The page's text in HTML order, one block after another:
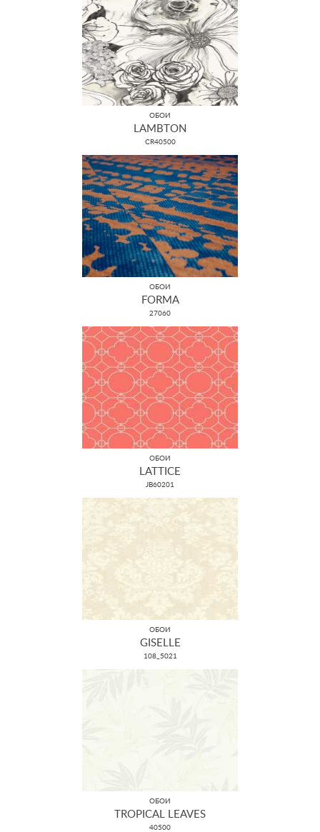
ОБОИ
LAMBTON
CR40500
ОБОИ
FORMA
27060
ОБОИ
LATTICE
JB60201
ОБОИ
GISELLE
108_5021
ОБОИ
TROPICAL LEAVES
40500